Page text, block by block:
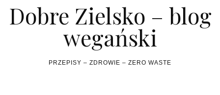
Dobre Zielsko – blog
wegański
PRZEPISY – ZDROWIE – ZERO WASTE